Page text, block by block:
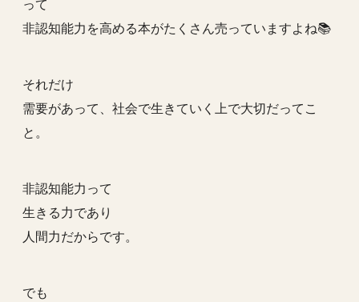
って
非認知能力を高める本がたくさん売っていますよね📚
それだけ
需要があって、社会で生きていく上で大切だってこ
と。
非認知能力って
生きる力であり
人間力だからです。
でも